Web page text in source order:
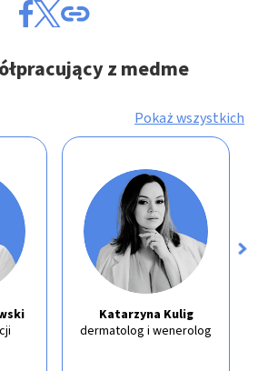
z medme
Pokaż wszystkich
Katarzyna Kulig
dermatolog i wenerolog